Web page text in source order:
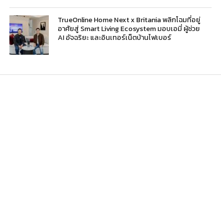
TrueOnline Home Next x Britania พลิกโฉมที่อยู่
อาศัยสู่ Smart Living Ecosystem มอบเอมี่ ผู้ช่วย
AI อัจฉริยะ และอินเทอร์เน็ตบ้านไฟเบอร์